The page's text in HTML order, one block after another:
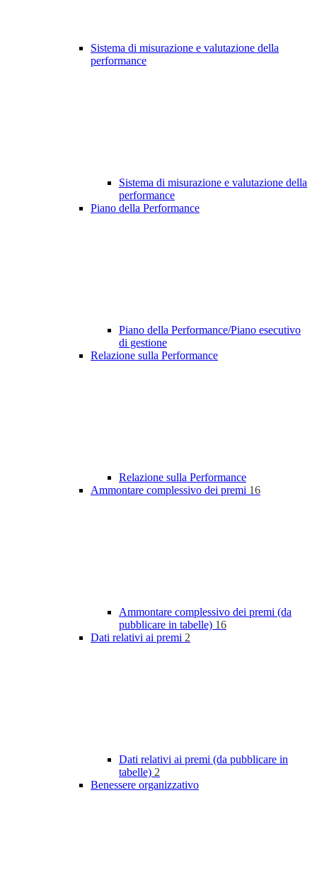
Sistema di misurazione e valutazione della
performance
Sistema di misurazione e valutazione della
performance
Piano della Performance
Piano della Performance/Piano esecutivo
di gestione
Relazione sulla Performance
Relazione sulla Performance
Ammontare complessivo dei premi 16
Ammontare complessivo dei premi (da
pubblicare in tabelle) 16
Dati relativi ai premi 2
Dati relativi ai premi (da pubblicare in
tabelle) 2
Benessere organizzativo